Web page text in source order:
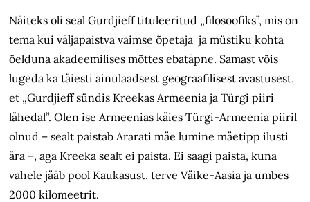
Näiteks oli seal Gurdjieff tituleeritud „filosoofiks”, mis on
tema kui väljapaistva vaimse õpetaja ja müstiku kohta
öelduna akadeemilises mõttes ebatäpne. Samast võis
lugeda ka täiesti ainulaadsest geograafilisest avastusest,
et „Gurdjieff sündis Kreekas Armeenia ja Türgi piiri
lähedal”. Olen ise Armeenias käies Türgi-Armeenia piiril
olnud – sealt paistab Ararati mäe lumine mäetipp ilusti
ära –, aga Kreeka sealt ei paista. Ei saagi paista, kuna
vahele jääb pool Kaukasust, terve Väike-Aasia ja umbes
2000 kilomeetrit.